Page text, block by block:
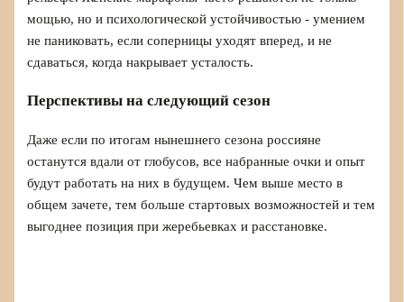
мощью, но и психологической устойчивостью - умением
не паниковать, если соперницы уходят вперед, и не
сдаваться, когда накрывает усталость.
Перспективы на следующий сезон
Даже если по итогам нынешнего сезона россияне
останутся вдали от глобусов, все набранные очки и опыт
будут работать на них в будущем. Чем выше место в
общем зачете, тем больше стартовых возможностей и тем
выгоднее позиция при жеребьевках и расстановке.